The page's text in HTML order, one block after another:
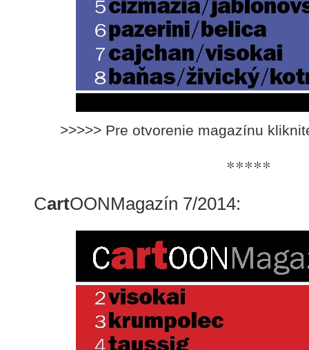
>>>>> Pre otvorenie magazínu
*****
CartOONMagazín 7/2014: